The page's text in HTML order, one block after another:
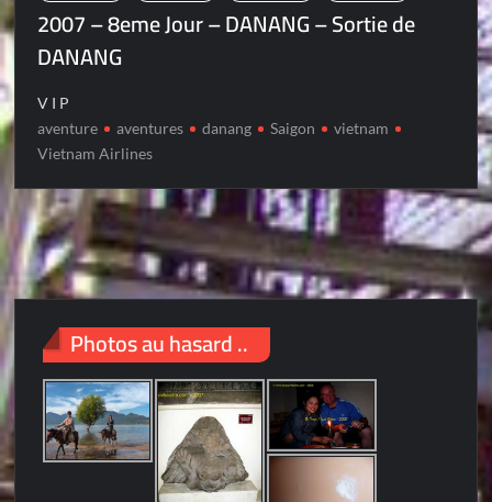
2007 – 8eme Jour – DANANG – Sortie de
DANANG
V I P
aventure
aventures danang Saigon
vietnam
Vietnam Airlines
Photos au hasard ..